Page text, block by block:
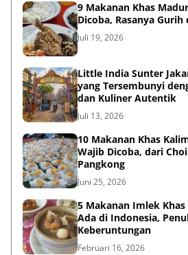
9 Makanan Khas
Dicoba, Rasanya
Juli 19, 2026
Little India Sunter
yang Tersembunyi
dan Kuliner Autentik
Juli 13, 2026
10 Makanan Khas
Wajib Dicoba, dari
Pangkong
Juni 25, 2026
5 Makanan Imlek Khas
Ada di Indonesia,
Keberuntungan
Februari 16, 2026